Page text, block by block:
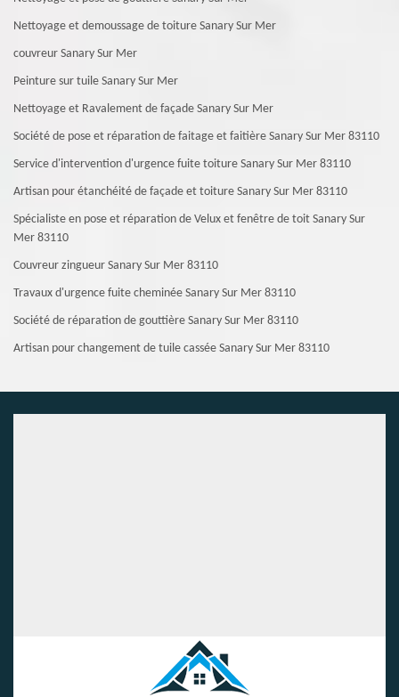
Nettoyage et demoussage de toiture Sanary Sur Mer
couvreur Sanary Sur Mer
Peinture sur tuile Sanary Sur Mer
Nettoyage et Ravalement de façade Sanary Sur Mer
Société de pose et réparation de faitage et faitière Sanary Sur Mer 83110
Service d'intervention d'urgence fuite toiture Sanary Sur Mer 83110
Artisan pour étanchéité de façade et toiture Sanary Sur Mer 83110
Spécialiste en pose et réparation de Velux et fenêtre de toit Sanary Sur
Mer 83110
Couvreur zingueur Sanary Sur Mer 83110
Travaux d'urgence fuite cheminée Sanary Sur Mer 83110
Société de réparation de gouttière Sanary Sur Mer 83110
Artisan pour changement de tuile cassée Sanary Sur Mer 83110